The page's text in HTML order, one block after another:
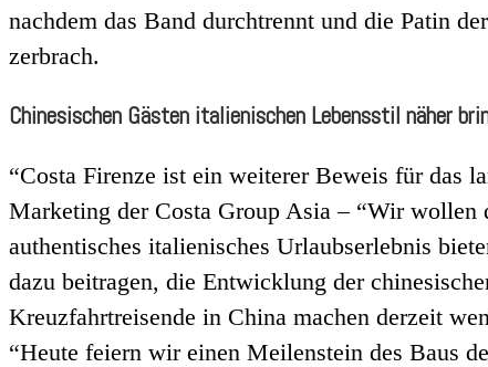
nachdem das Band durchtrennt und die Patin
zerbrach.
Chinesischen Gästen italienischen Lebensstil näher
“Costa Firenze ist ein weiterer Beweis für das
Marketing der Costa Group Asia – “Wir wollen
authentisches italienisches Urlaubserlebnis
dazu beitragen, die Entwicklung der
Kreuzfahrtreisende in China machen derzeit
“Heute feiern wir einen Meilenstein des Baus